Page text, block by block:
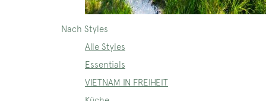
Nach Styles
Alle Styles
Essentials
VIETNAM IN FREIHEIT